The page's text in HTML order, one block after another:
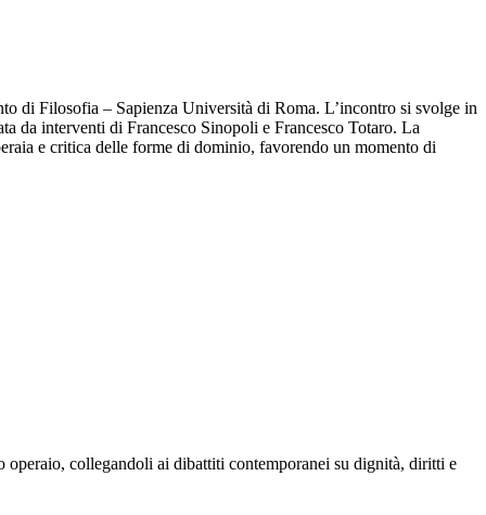
di Filosofia – Sapienza Università di Roma. L’incontro si svolge in
da interventi di Francesco Sinopoli e Francesco Totaro. La
e critica delle forme di dominio, favorendo un momento di
collegandoli ai dibattiti contemporanei su dignità, diritti e